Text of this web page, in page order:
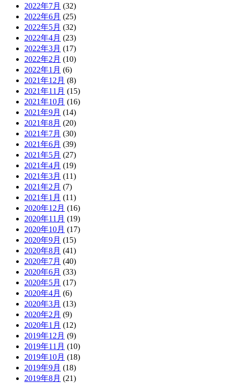
2022年7月 (32)
2022年6月 (25)
2022年5月 (32)
2022年4月 (23)
2022年3月 (17)
2022年2月 (10)
2022年1月 (6)
2021年12月 (8)
2021年11月 (15)
2021年10月 (16)
2021年9月 (14)
2021年8月 (20)
2021年7月 (30)
2021年6月 (39)
2021年5月 (27)
2021年4月 (19)
2021年3月 (11)
2021年2月 (7)
2021年1月 (11)
2020年12月 (16)
2020年11月 (19)
2020年10月 (17)
2020年9月 (15)
2020年8月 (41)
2020年7月 (40)
2020年6月 (33)
2020年5月 (17)
2020年4月 (6)
2020年3月 (13)
2020年2月 (9)
2020年1月 (12)
2019年12月 (9)
2019年11月 (10)
2019年10月 (18)
2019年9月 (18)
2019年8月 (21)